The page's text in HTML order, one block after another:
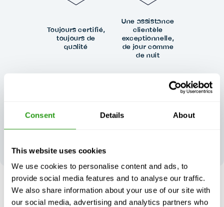
Consent Details About
This website uses cookies
We use cookies to personalise content and ads, to
provide social media features and to analyse our traffic.
We also share information about your use of our site with
our social media, advertising and analytics partners who
SANS RISQUE
Jusqu'à 24 heures à l'avance, annulation gratuite annulation,
Toujours certifié,
toujours de
qualité
Une assistance
clientèle
exceptionnelle,
de jour comme
de nuit
excellence